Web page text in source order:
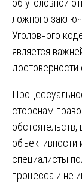
об уголовной
ложного
Уголовного
является
сторонам
объективности
специалисты
процесса и не